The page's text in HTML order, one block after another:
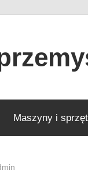
Maszyny i sprzęt